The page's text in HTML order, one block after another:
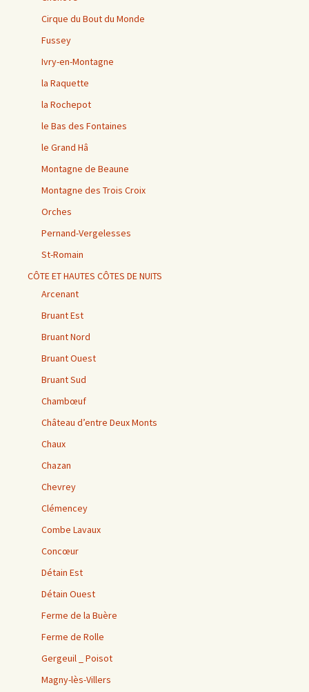
Cirque du Bout du Monde
Fussey
Ivry-en-Montagne
la Raquette
la Rochepot
le Bas des Fontaines
le Grand Hâ
Montagne de Beaune
Montagne des Trois Croix
Orches
Pernand-Vergelesses
St-Romain
CÔTE ET HAUTES CÔTES DE NUITS
Arcenant
Bruant Est
Bruant Nord
Bruant Ouest
Bruant Sud
Chambœuf
Château d’entre Deux Monts
Chaux
Chazan
Chevrey
Clémencey
Combe Lavaux
Concœur
Détain Est
Détain Ouest
Ferme de la Buère
Ferme de Rolle
Gergeuil _ Poisot
Magny-lès-Villers